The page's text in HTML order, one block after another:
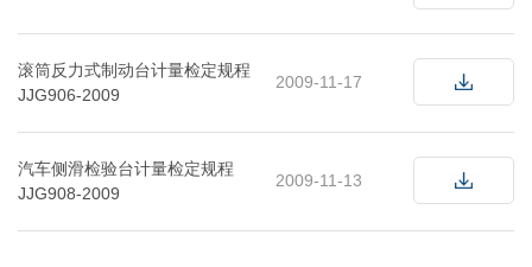
滚筒反力式制动台计量检定规程
JJG906-2009
2009-11-17
汽车侧滑检验台计量检定规程
JJG908-2009
2009-11-13